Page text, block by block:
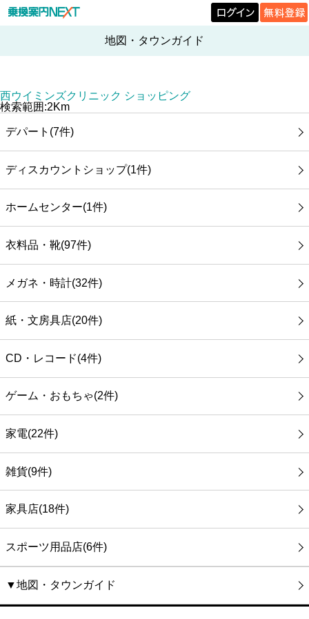
地図・タウンガイド
西ウイミンズクリニック ショッピング
検索範囲:2Km
デパート(7件)
ディスカウントショップ(1件)
ホームセンター(1件)
衣料品・靴(97件)
メガネ・時計(32件)
紙・文房具店(20件)
CD・レコード(4件)
ゲーム・おもちゃ(2件)
家電(22件)
雑貨(9件)
家具店(18件)
スポーツ用品店(6件)
▼地図・タウンガイド